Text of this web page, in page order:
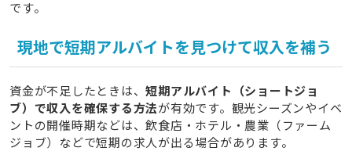
です。
現地で短期アルバイトを見つけて収入を補う
資金が不足したときは、短期アルバイト（ショートジョ
ブ）で収入を確保する方法が有効です。観光シーズンやイベ
ントの開催時期などは、飲食店・ホテル・農業（ファーム
ジョブ）などで短期の求人が出る場合があります。